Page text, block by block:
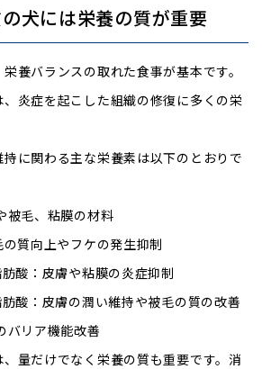
犬には栄養の質が重要
養バランスの取れた食事が基本です。
炎症を起こした組織の修復に多くの栄
に関わる主な栄養素は以下のとおりで
被毛、粘膜の材料
質向上やフケの発生抑制
酸：皮膚や粘膜の炎症抑制
酸：皮膚の潤い維持や被毛の質の改善
バリア機能改善
量だけでなく栄養の質も重要です。消